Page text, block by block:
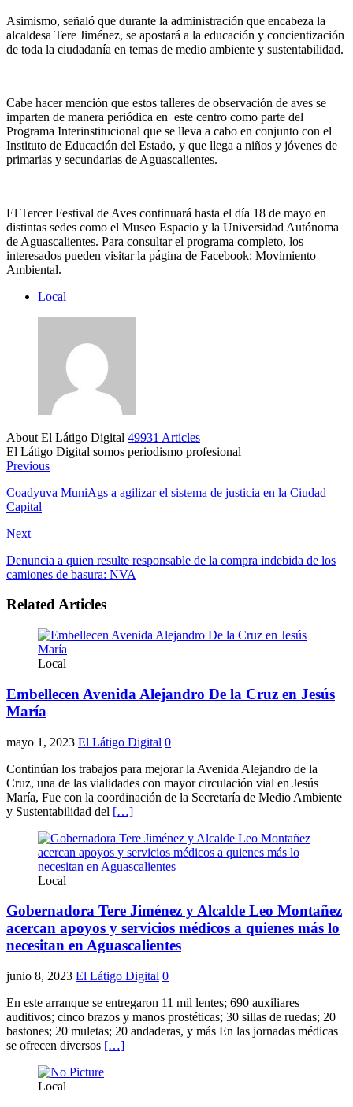
Asimismo, señaló que durante la administración que encabeza la
alcaldesa Tere Jiménez, se apostará a la educación y concientización
de toda la ciudadanía en temas de medio ambiente y sustentabilidad.
Cabe hacer mención que estos talleres de observación de aves se
imparten de manera periódica en este centro como parte del
Programa Interinstitucional que se lleva a cabo en conjunto con el
Instituto de Educación del Estado, y que llega a niños y jóvenes de
primarias y secundarias de Aguascalientes.
El Tercer Festival de Aves continuará hasta el día 18 de mayo en
distintas sedes como el Museo Espacio y la Universidad Autónoma
de Aguascalientes. Para consultar el programa completo, los
interesados pueden visitar la página de Facebook: Movimiento
Ambiental.
Local
About El Látigo Digital 49931 Articles
El Látigo Digital somos periodismo profesional
Website
Facebook
Previous
Coadyuva MuniAgs a agilizar el sistema de justicia en la Ciudad
Capital
Next
Denuncia a quien resulte responsable de la compra indebida de los
camiones de basura: NVA
Related Articles
Local
Embellecen Avenida Alejandro De la Cruz en Jesús
María
mayo 1, 2023 El Látigo Digital 0
Continúan los trabajos para mejorar la Avenida Alejandro de la
Cruz, una de las vialidades con mayor circulación vial en Jesús
María, Fue con la coordinación de la Secretaría de Medio Ambiente
y Sustentabilidad del […]
Local
Gobernadora Tere Jiménez y Alcalde Leo Montañez
acercan apoyos y servicios médicos a quienes más lo
necesitan en Aguascalientes
junio 8, 2023 El Látigo Digital 0
En este arranque se entregaron 11 mil lentes; 690 auxiliares
auditivos; cinco brazos y manos prostéticas; 30 sillas de ruedas; 20
bastones; 20 muletas; 20 andaderas, y más En las jornadas médicas
se ofrecen diversos […]
Local